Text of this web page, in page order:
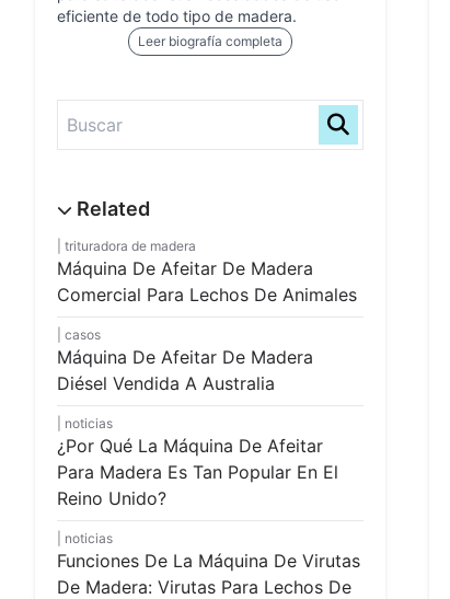
eficiente de todo tipo de madera.
Leer biografía completa
trituradora de madera
Máquina De Afeitar De Madera
Comercial Para Lechos De Animales
casos
Máquina De Afeitar De Madera
Diésel Vendida A Australia
noticias
¿Por Qué La Máquina De Afeitar
Para Madera Es Tan Popular En El
Reino Unido?
noticias
Funciones De La Máquina De Virutas
De Madera: Virutas Para Lechos De